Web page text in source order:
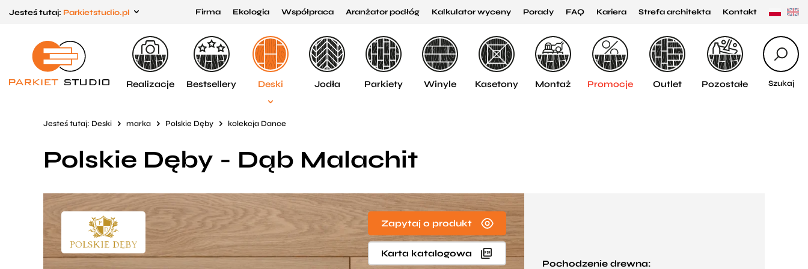
do menu
głównego
do
menu
w
Jesteś tutaj: Parkietstudio.pl Firma Ekologia Współpraca Aranżator podłóg Kalkulator wyceny Porady FAQ Kariera Strefa architekta Kontakt
Szukaj
Realizacje Bestsellery Deski Jodła Parkiety Winyle Kasetony Montaż Promocje Outlet Pozostałe
Jesteś tutaj: Deski marka Polskie Dęby kolekcja Dance
Polskie Dęby - Dąb Malachit
Zapytaj o produkt
Karta katalogowa
Pochodzenie drewna: